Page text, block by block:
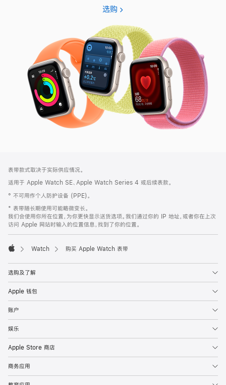
选购 Apple
SE
3
页
页
脚
注
表带款式取决于实际供应情况。
适用于 Apple Watch SE、Apple Watch Series 4 或后续表款。
° 不可用作个人防护设备 (PPE)。
* 表带随长期使用可能略微变长。
我们会使用你所在位置，为你更快显示送货选项。我们通过你的 IP 地址，或者你在上次
访问 Apple 网站时输入的位置信息，找到了你的位置。
Watch 购买 Apple Watch 表带
选购及了解
Apple 钱包
账户
娱乐
Apple Store 商店
商务应用